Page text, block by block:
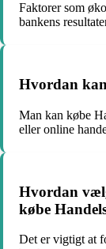
Faktorer som
bankens
Hvordan
Man kan købe
eller online
Hvordan
købe
Det er vigtigt at